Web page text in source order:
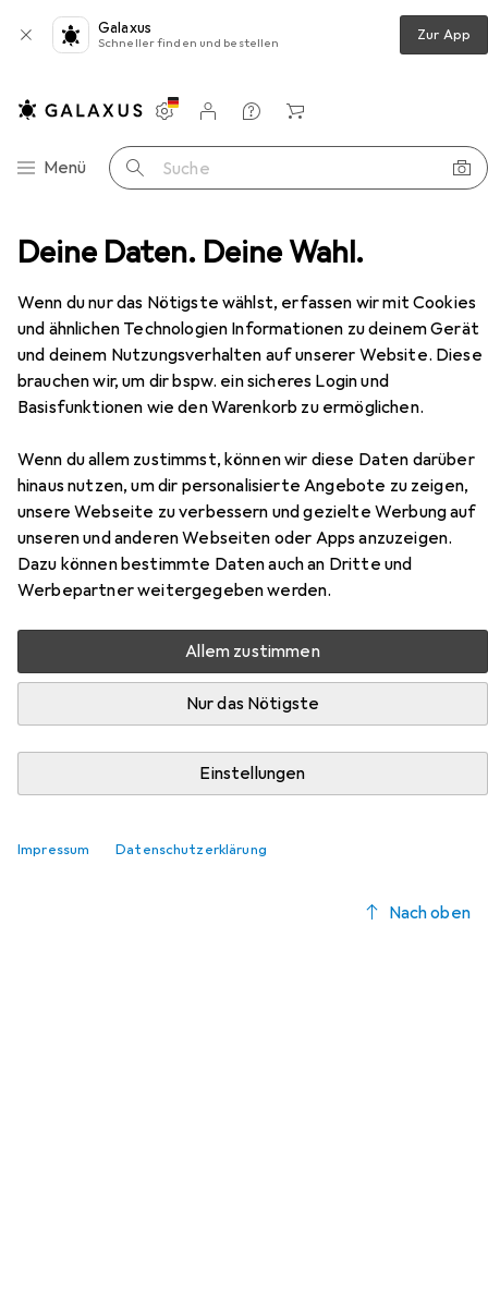
Deine Daten. Deine Wahl.
Wenn du nur das Nötigste wählst, erfassen wir mit Cookies
und ähnlichen Technologien Informationen zu deinem Gerät
und deinem Nutzungsverhalten auf unserer Website. Diese
brauchen wir, um dir bspw. ein sicheres Login und
Basisfunktionen wie den Warenkorb zu ermöglichen.
Wenn du allem zustimmst, können wir diese Daten darüber
hinaus nutzen, um dir personalisierte Angebote zu zeigen,
unsere Webseite zu verbessern und gezielte Werbung auf
unseren und anderen Webseiten oder Apps anzuzeigen.
Dazu können bestimmte Daten auch an Dritte und
Werbepartner weitergegeben werden.
Allem zustimmen
Nur das Nötigste
Einstellungen
Impressum Datenschutzerklärung
Galaxus
Schneller finden und bestellen Zur App
Navigation nach Kategorien
Menü Suche
Einstellungen
Kundenkonto
Vergleichslisten
Merklisten
Warenkorb
Couchtisch + Beistelltisch Beliani Emporia
Beliani Emporia
100 x 50 x 40 cm
Hier findest du passendes Zubehör zum Produkt Beliani
Emporia aus der Kategorie Möbelgleiter + Schutzpuffer.
Relevanz
Produktliste
Möbelgleiter + Schutzpuffer
Fix-o-mollTeppich-Gleiter
Teppichgleiter, 8 Stk.
Nach oben